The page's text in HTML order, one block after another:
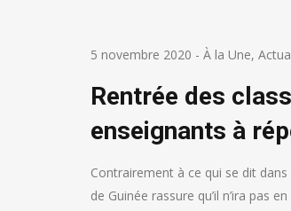
5 novembre 2020 - À la Une,
Rentrée des
enseignants à
Contrairement à ce qui se dit
de Guinée rassure qu’il n’ira pas